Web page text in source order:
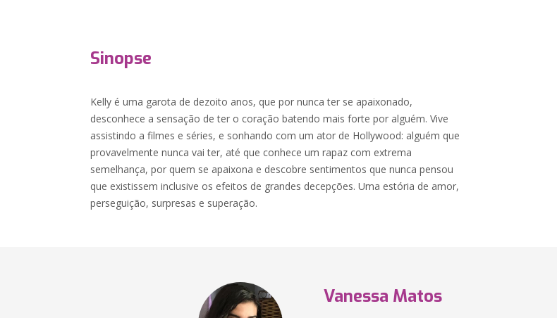
Sinopse
Kelly é uma garota de dezoito anos, que por nunca ter se apaixonado,
desconhece a sensação de ter o coração batendo mais forte por alguém. Vive
assistindo a filmes e séries, e sonhando com um ator de Hollywood: alguém que
provavelmente nunca vai ter, até que conhece um rapaz com extrema
semelhança, por quem se apaixona e descobre sentimentos que nunca pensou
que existissem inclusive os efeitos de grandes decepções. Uma estória de amor,
perseguição, surpresas e superação.
Vanessa Matos